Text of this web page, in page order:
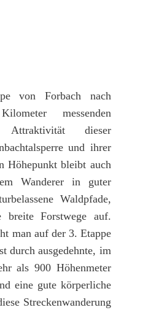
von Forbach nach
messenden
Attraktivität dieser
und ihrer
Höhepunkt bleibt auch
Wanderer in guter
Waldpfade,
breite Forstwege auf.
man auf der 3. Etappe
durch ausgedehnte, im
als 900 Höhenmeter
eine gute körperliche
Streckenwanderung